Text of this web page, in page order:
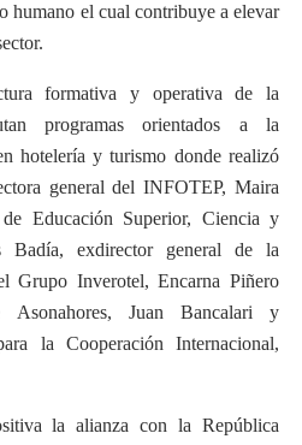
humano el cual contribuye a elevar
formativa y operativa de la
programas orientados a la
hotelería y turismo donde realizó
general del INFOTEP, Maira
Educación Superior, Ciencia y
Badía, exdirector general de la
Grupo Inverotel, Encarna Piñero
Juan Bancalari y
la Cooperación Internacional,
la alianza con la República